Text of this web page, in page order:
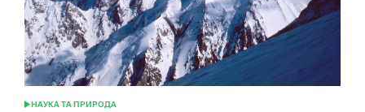
ОПУБЛІКУВАТИ
НАУКА ТА ПРИРОДА